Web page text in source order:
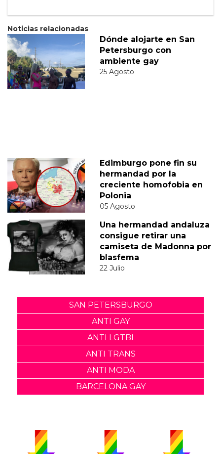
Noticias relacionadas
Dónde alojarte en San
Petersburgo con
ambiente gay
25 Agosto
Edimburgo pone fin su
hermandad por la
creciente homofobia en
Polonia
05 Agosto
Una hermandad andaluza
consigue retirar una
camiseta de Madonna por
blasfema
22 Julio
SAN PETERSBURGO
ANTI GAY
ANTI LGTBI
ANTI TRANS
ANTI MODA
BARCELONA GAY